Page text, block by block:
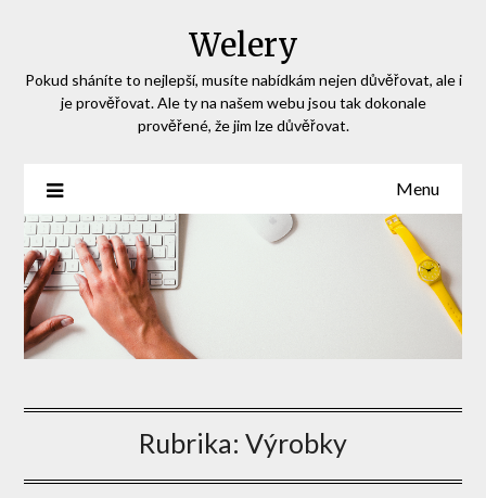
Welery
Pokud sháníte to nejlepší, musíte nabídkám nejen důvěřovat, ale i
je prověřovat. Ale ty na našem webu jsou tak dokonale
prověřené, že jim lze důvěřovat.
Menu
Rubrika: Výrobky